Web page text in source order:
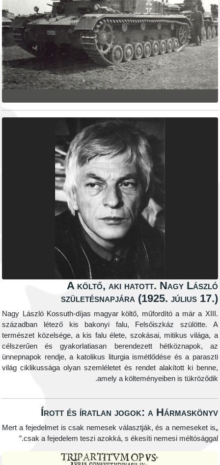
A költő, aki hatott.
születésnapjára (1925.
Nagy László Kossuth-díjas magyar költő, műfordító
században létező kis bakonyi falu, Felsőiszkáz
természet közelsége, a kis falu élete, szokásai,
célszerűen és gyakorlatiasan berendezett
ünnepnapok rendje, a katolikus liturgia ismétlődése
világ ciklikussága olyan szemléletet és rendet
amely a költeményeiben
Írott és íratlan jogok: a
„Mert a fejedelmet is csak nemesek választják, és a
csak a fejedelem teszi azokká, s ékesíti nemesi